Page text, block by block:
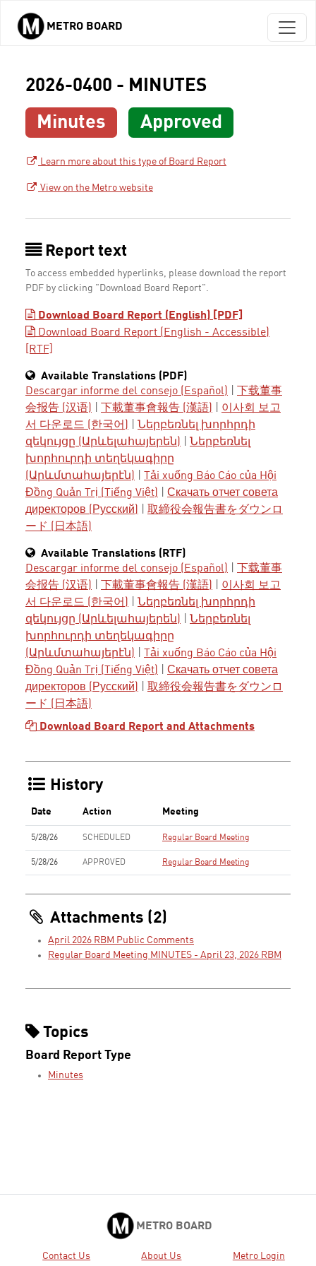
Skip to main content
METRO BOARD
2026-0400 - MINUTES
Minutes Approved
Learn more about this type of Board Report
View on the Metro website
Report text
To access embedded hyperlinks, please download the report
PDF by clicking "Download Board Report".
Download Board Report (English) [PDF]
Download Board Report (English - Accessible)
[RTF]
Available Translations (PDF)
Descargar informe del consejo (Español)
下载董事
会报告 (汉语)
下載董事會報告 (漢語)
이사회 보고
서 다운로드 (한국어)
Ներբեռնել խորհրդի
զեկույցը (Արևելահայերեն)
Ներբեռնել
խորհուրդի տեղեկագիրը
(Արևմտահայերէն)
Tải xuống Báo Cáo của Hội
Đồng Quản Trị (Tiếng Việt)
Скачать отчет совета
директоров (Русский)
取締役会報告書をダウンロ
ード (日本語)
Available Translations (RTF)
Descargar informe del consejo (Español)
下载董事
会报告 (汉语)
下載董事會報告 (漢語)
이사회 보고
서 다운로드 (한국어)
Ներբեռնել խորհրդի
զեկույցը (Արևելահայերեն)
Ներբեռնել
խորհուրդի տեղեկագիրը
(Արևմտահայերէն)
Tải xuống Báo Cáo của Hội
Đồng Quản Trị (Tiếng Việt)
Скачать отчет совета
директоров (Русский)
取締役会報告書をダウンロ
ード (日本語)
Download Board Report and Attachments
History
Date Action Meeting
5/28/26 SCHEDULED Regular Board Meeting
5/28/26 APPROVED Regular Board Meeting
Attachments (2)
April 2026 RBM Public Comments
Regular Board Meeting MINUTES - April 23, 2026 RBM
Topics
Board Report Type
Minutes
METRO BOARD
Contact Us About Us Metro Login